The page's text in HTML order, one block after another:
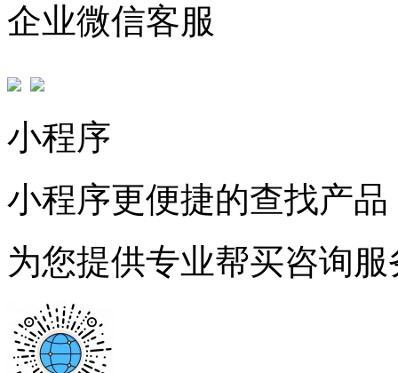
企业微信客服
小程序
小程序更便捷的查找产品
为您提供专业帮买咨询服